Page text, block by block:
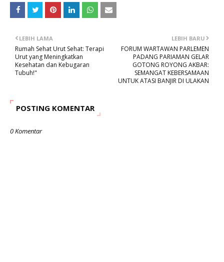
LEBIH BARU
FORUM WARTAWAN PARLEMEN
PADANG PARIAMAN GELAR
GOTONG ROYONG AKBAR:
SEMANGAT KEBERSAMAAN
UNTUK ATASI BANJIR DI ULAKAN
LEBIH LAMA
Rumah Sehat Urut Sehat: Terapi
Urut yang Meningkatkan
Kesehatan dan Kebugaran
Tubuh!"
POSTING KOMENTAR
0 Komentar